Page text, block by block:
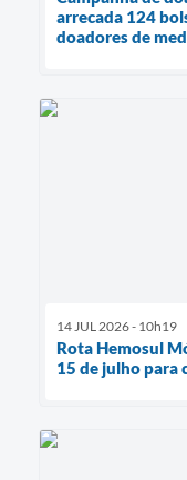
arrecada 124
doadores de
14 JUL 2026 - 10h19
Rota Hemosul
15 de julho para